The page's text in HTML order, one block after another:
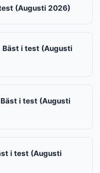
(Augusti 2026)
i test (Augusti
i test (Augusti
i test (Augusti